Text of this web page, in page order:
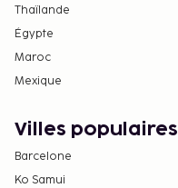
Thaïlande
Égypte
Maroc
Mexique
Villes populaires
Barcelone
Ko Samui